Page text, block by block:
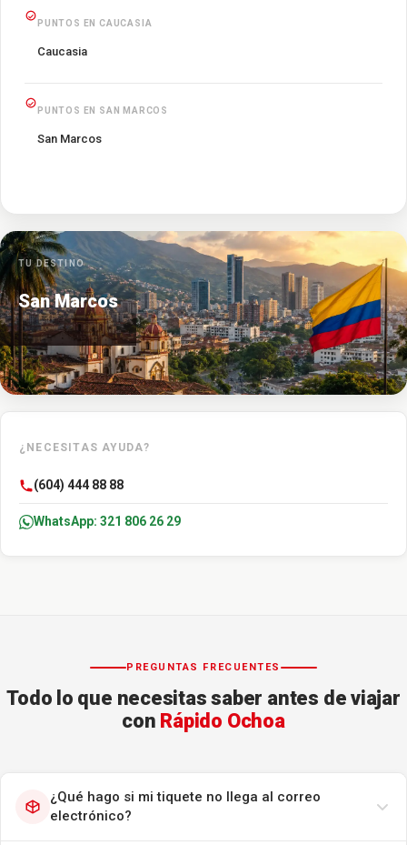
PUNTOS EN CAUCASIA
Caucasia
PUNTOS EN SAN MARCOS
San Marcos
TU DESTINO
San Marcos
¿NECESITAS AYUDA?
(604) 444 88 88
WhatsApp: 321 806 26 29
PREGUNTAS FRECUENTES
Todo lo que necesitas saber antes de viajar
con Rápido Ochoa
¿Qué hago si mi tiquete no llega al correo
electrónico?